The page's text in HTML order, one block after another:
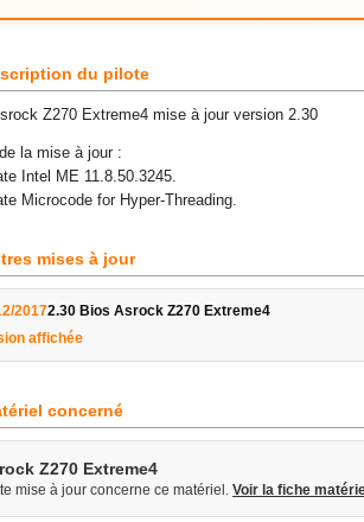
du pilote
Z270 Extreme4 mise à jour version 2.30
la mise à jour :
Intel ME 11.8.50.3245.
Microcode for Hyper-Threading.
mises à jour
20172.30 Bios Asrock Z270 Extreme4
affichée
concerné
Z270 Extreme4
mise à jour concerne ce matériel. Voir la fiche